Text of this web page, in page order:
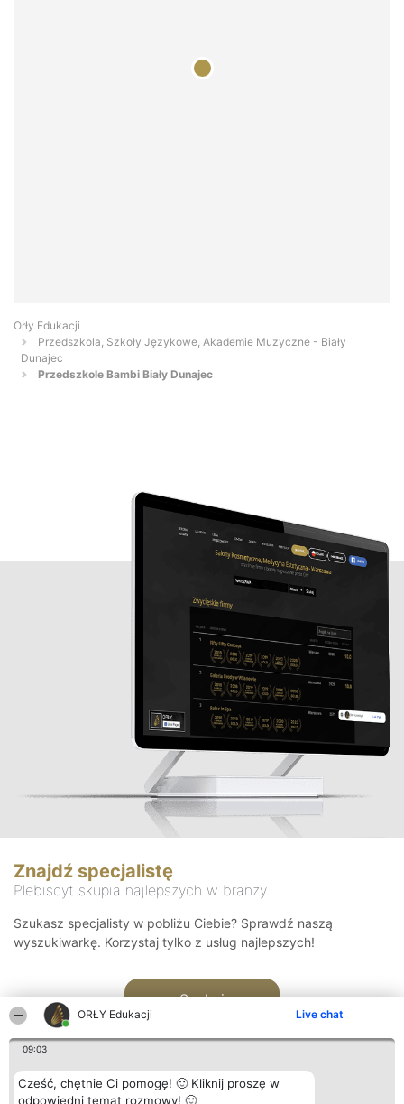
ORŁY Edukacji Live chat
09:03
Cześć, chętnie Ci pomogę! 🙂 Kliknij proszę w
odpowiedni temat rozmowy! 🙂
Orły Edukacji
Przedszkola, Szkoły Językowe, Akademie Muzyczne - Biały
Dunajec
Przedszkole Bambi Biały Dunajec
Znajdź specjalistę
Plebiscyt skupia najlepszych w branży
Szukasz specjalisty w pobliżu Ciebie? Sprawdź naszą
wyszukiwarkę. Korzystaj tylko z usług najlepszych!
Szukaj